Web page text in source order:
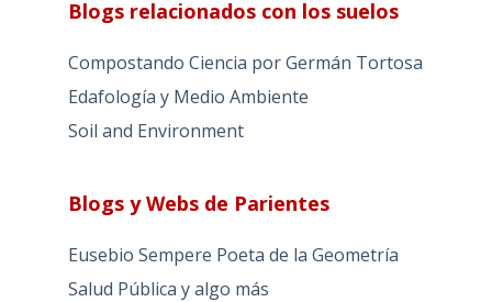
Blogs relacionados con los suelos
Compostando Ciencia por Germán Tortosa
Edafología y Medio Ambiente
Soil and Environment
Blogs y Webs de Parientes
Eusebio Sempere Poeta de la Geometría
Salud Pública y algo más